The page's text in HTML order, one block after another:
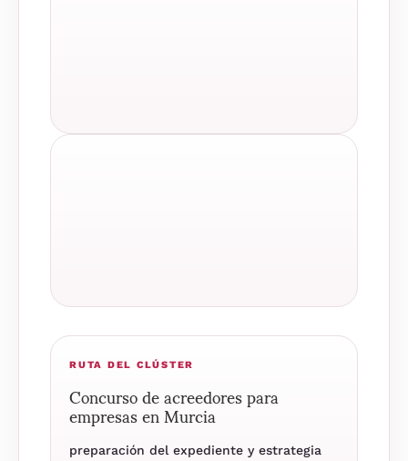
RUTA DEL CLÚSTER
Concurso de acreedores para
empresas en Murcia
preparación del expediente y estrategia